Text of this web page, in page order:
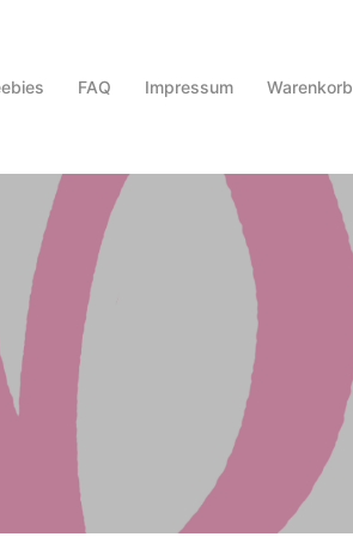
FAQ Impressum Warenkorb